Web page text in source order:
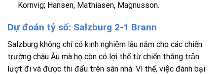
Kornvig; Hansen, Mathiasen, Magnusson.
Dự đoán tỷ số: Salzburg 2-1 Brann
Salzburg không chỉ có kinh nghiệm lâu năm cho các chiến
trường châu Âu mà họ còn có lợi thế từ chiến thắng trận
lượt đi và được thi đấu trên sân nhà. Vì thế, việc đánh bại